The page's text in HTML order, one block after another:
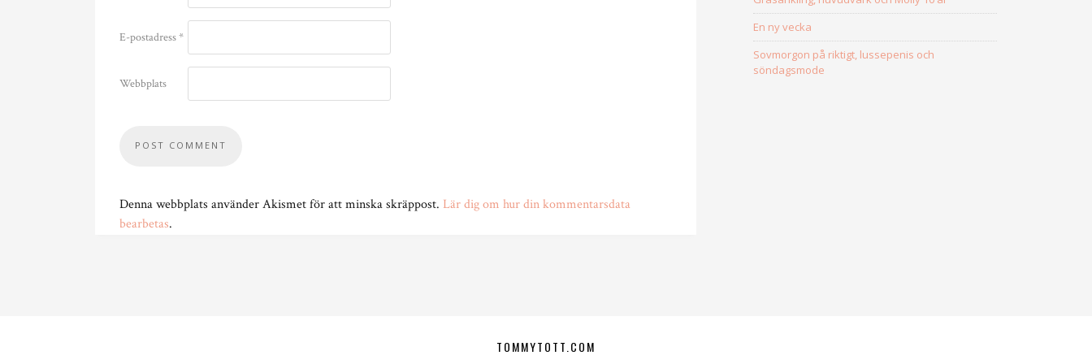
E-postadress*
Webbplats
Denna webbplats använder Akismet för att minska skräppost. Lär dig om hur din kommentarsdata
bearbetas.
En ny vecka
Sovmorgon på riktigt, lussepenis och
söndagsmode
TOMMYTOTT.COM